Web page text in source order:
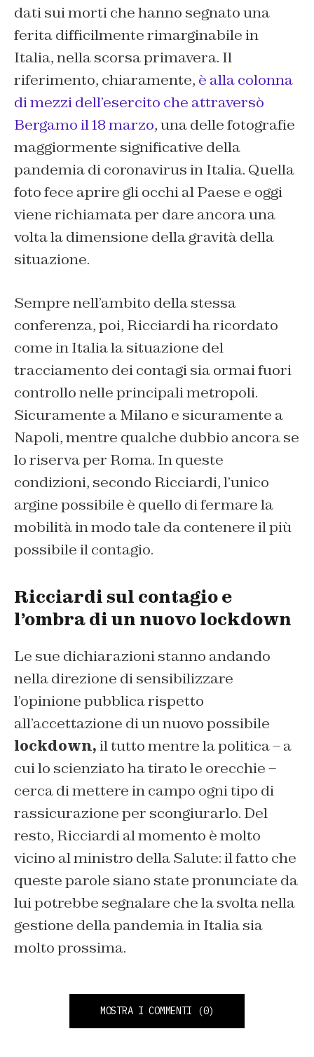
dati sui morti che hanno segnato una
ferita difficilmente rimarginabile in
Italia, nella scorsa primavera. Il
riferimento, chiaramente, è alla colonna
di mezzi dell’esercito che attraversò
Bergamo il 18 marzo, una delle fotografie
maggiormente significative della
pandemia di coronavirus in Italia. Quella
foto fece aprire gli occhi al Paese e oggi
viene richiamata per dare ancora una
volta la dimensione della gravità della
situazione.
Sempre nell’ambito della stessa
conferenza, poi, Ricciardi ha ricordato
come in Italia la situazione del
tracciamento dei contagi sia ormai fuori
controllo nelle principali metropoli.
Sicuramente a Milano e sicuramente a
Napoli, mentre qualche dubbio ancora se
lo riserva per Roma. In queste
condizioni, secondo Ricciardi, l’unico
argine possibile è quello di fermare la
mobilità in modo tale da contenere il più
possibile il contagio.
Ricciardi sul contagio e
l’ombra di un nuovo lockdown
Le sue dichiarazioni stanno andando
nella direzione di sensibilizzare
l’opinione pubblica rispetto
all’accettazione di un nuovo possibile
lockdown,il tutto mentre la politica – a
cui lo scienziato ha tirato le orecchie –
cerca di mettere in campo ogni tipo di
rassicurazione per scongiurarlo. Del
resto, Ricciardi al momento è molto
vicino al ministro della Salute: il fatto che
queste parole siano state pronunciate da
lui potrebbe segnalare che la svolta nella
gestione della pandemia in Italia sia
molto prossima.
MOSTRA I COMMENTI (0)